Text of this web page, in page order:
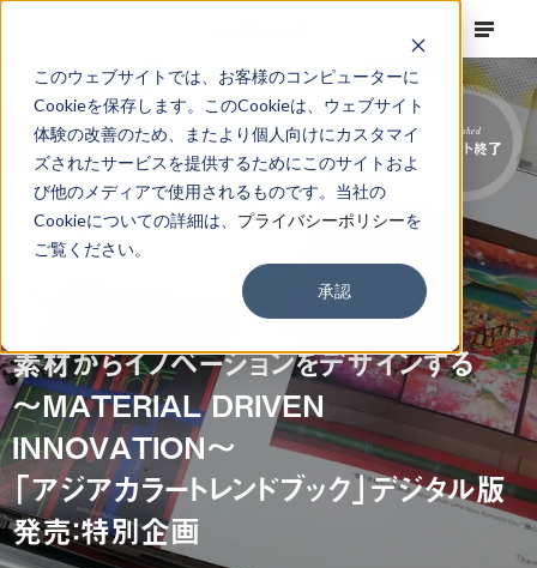
このウェブサイトでは、お客様のコンピューターに
Cookieを保存します。このCookieは、ウェブサイト
体験の改善のため、またより個人向けにカスタマイ
ズされたサービスを提供するためにこのサイトおよ
び他のメディアで使用されるものです。当社の
Cookieについての詳細は、 プライバシーポリシーを
ご覧ください。
承認
素材からイノベーションをデザインする
〜MATERIAL DRIVEN
INNOVATION〜
「アジアカラートレンドブック」デジタル版
発売：特別企画
Finished
イベント終了